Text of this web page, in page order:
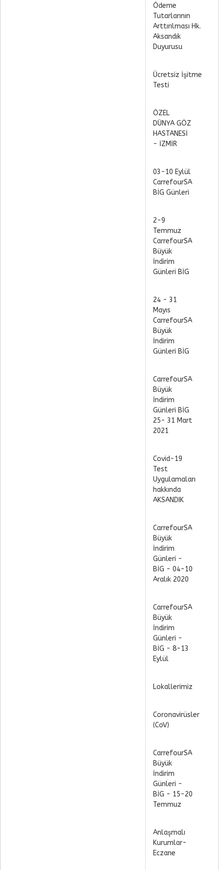
Ödeme
Tutarlarının
Arttırılması Hk.
Aksandık
Duyurusu
Ücretsiz İşitme
Testi
ÖZEL
DÜNYA GÖZ
HASTANESİ
- İZMİR
03-10 Eylül
CarrefourSA
BİG Günleri
2-9
Temmuz
CarrefourSA
Büyük
İndirim
Günleri BİG
24 - 31
Mayıs
CarrefourSA
Büyük
İndirim
Günleri BİG
CarrefourSA
Büyük
İndirim
Günleri BİG
25- 31 Mart
2021
Covid-19
Test
Uygulamaları
hakkında
AKSANDIK
CarrefourSA
Büyük
İndirim
Günleri -
BİG - 04-10
Aralık 2020
CarrefourSA
Büyük
İndirim
Günleri -
BİG - 8-13
Eylül
Lokallerimiz
Coronavirüsler
(CoV)
CarrefourSA
Büyük
İndirim
Günleri -
BİG - 15-20
Temmuz
Anlaşmalı
Kurumlar-
Eczane